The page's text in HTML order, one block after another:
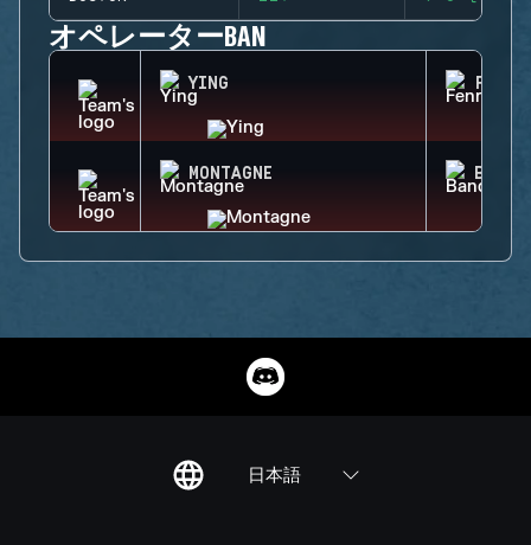
オペレーターBAN
YING
MONTAGNE
日本語